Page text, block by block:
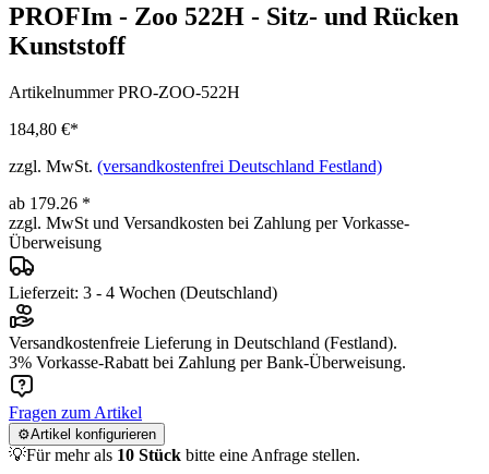
PROFIm - Zoo 522H - Sitz- und Rücken
Kunststoff
ArtikelnummerPRO-ZOO-522H
184,80 €*
zzgl. MwSt. (versandkostenfrei Deutschland Festland)
ab 179.26 *
zzgl. MwSt und Versandkosten bei Zahlung per Vorkasse-
Überweisung
Lieferzeit: 3 - 4 Wochen (Deutschland)
Versandkostenfreie Lieferung in Deutschland (Festland).
3% Vorkasse-Rabatt bei Zahlung per Bank-Überweisung.
Fragen zum Artikel
⚙️Artikel konfigurieren
💡Für mehr als 10 Stück bitte eine Anfrage stellen.